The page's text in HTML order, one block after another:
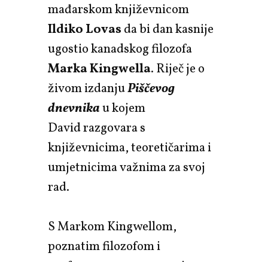
mađarskom književnicom
Ildiko Lovas da bi dan kasnije
ugostio kanadskog filozofa
Marka Kingwella. Riječ je o
živom izdanjuPiščevog
dnevnikau kojem
David razgovara s
književnicima, teoretičarima i
umjetnicima važnima za svoj
rad.
S Markom Kingwellom,
poznatim filozofom i